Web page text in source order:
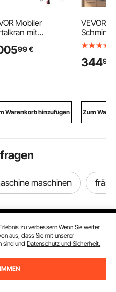
Mobiler
mit
373cm
& 360°
für Lager
99 €
Warenkorb hinzufügen
VEVOR
mit Z-
34490
Zum
maschinen
Newsletter an.
zu verbessern.Wenn Sie weiter
aus, dass Sie mit unserer
sind undDatenschutz und Sicherheit.